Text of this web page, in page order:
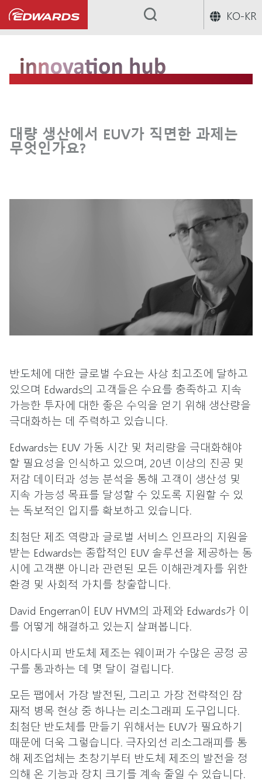
KO-KR
...
대량 생산에서 EUV가 직면한 과제는
무엇인가요?
반도체에 대한 글로벌 수요는 사상 최고조에 달하고
있으며 Edwards의 고객들은 수요를 충족하고 지속
가능한 투자에 대한 좋은 수익을 얻기 위해 생산량을
극대화하는 데 주력하고 있습니다.
Edwards는 EUV 가동 시간 및 처리량을 극대화해야
할 필요성을 인식하고 있으며, 20년 이상의 진공 및
저감 데이터과 성능 분석을 통해 고객이 생산성 및
지속 가능성 목표를 달성할 수 있도록 지원할 수 있
는 독보적인 입지를 확보하고 있습니다.
최첨단 제조 역량과 글로벌 서비스 인프라의 지원을
받는 Edwards는 종합적인 EUV 솔루션을 제공하는 동
시에 고객뿐 아니라 관련된 모든 이해관계자를 위한
환경 및 사회적 가치를 창출합니다.
David Engerran이 EUV HVM의 과제와 Edwards가 이
를 어떻게 해결하고 있는지 살펴봅니다.
아시다시피 반도체 제조는 웨이퍼가 수많은 공정 공
구를 통과하는 데 몇 달이 걸립니다.
모든 팹에서 가장 발전된, 그리고 가장 전략적인 잠
재적 병목 현상 중 하나는 리소그래피 도구입니다.
최첨단 반도체를 만들기 위해서는 EUV가 필요하기
때문에 더욱 그렇습니다. 극자외선 리소그래피를 통
해 제조업체는 초창기부터 반도체 제조의 발전을 정
의해 온 기능과 장치 크기를 계속 줄일 수 있습니다.